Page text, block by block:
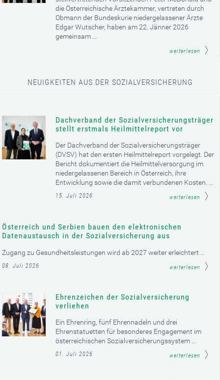
die Österreichische Ärztekammer, vertreten durch
Obmann der Bundeskurie niedergelassener Ärzte
Edgar Wutscher, haben am 22. Jänner 2026
gemeinsam ...
weiterlesen
NEUIGKEITEN AUS DER SOZIALVERSICHERUNG
Dachverband der Sozialversicherungsträger
stellt erstmals Heilmittelreport vor
Der Dachverband der Sozialversicherungsträger
(DVSV) hat den ersten Heilmittelreport vorgelegt. Der
Bericht dokumentiert die Heilmittelversorgung im
niedergelassenen Bereich in Österreich, ihre
Entwicklung sowie die damit verbundenen Kosten. ...
15. Juli 2026 weiterlesen
Österreich und Serbien bauen den elektronischen
Datenaustausch in der Sozialversicherung aus
Zugang zu Gesundheitsleistungen wird ab 2027 weiter erleichtert ...
08. Juli 2026 weiterlesen
Ehrenzeichen der Sozialversicherung
verliehen
Ein Ehrenring, fünf Ehrennadeln und drei
Ehrenstatuetten für besonderes Engagement im
österreichischen Sozialversicherungssystem ...
01. Juli 2026 weiterlesen